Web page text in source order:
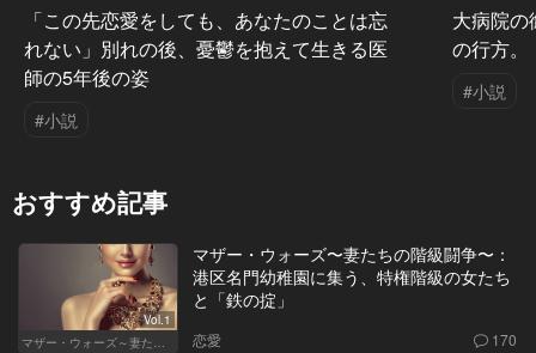
「この先恋愛をしても、あなたのことは忘
れない」別れの後、憂鬱を抱えて生きる医
師の5年後の姿
#小説
大病院
の行方。
#小説
おすすめ記事
Vol.1
マザー・ウォーズ～妻たちの階級闘争～
マザー・ウォーズ〜妻たちの階級闘争〜：
港区名門幼稚園に集う、特権階級の女たち
と「鉄の掟」
恋愛 170